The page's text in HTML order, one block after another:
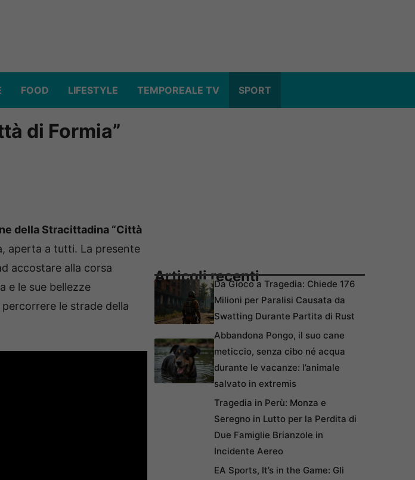
FOOD LIFESTYLE TEMPOREALE TV SPORT
di Formia”
della Stracittadina “Città
aperta a tutti. La presente
accostare alla corsa
e le sue bellezze
le strade della
Articoli recentiDa Gioco a Tragedia: Chiede 176
Milioni per Paralisi Causata da
Swatting Durante Partita di Rust
Abbandona Pongo, il suo cane
meticcio, senza cibo né acqua
durante le vacanze: l’animale
salvato in extremis
Tragedia in Perù: Monza e
Seregno in Lutto per la Perdita di
Due Famiglie Brianzole in
Incidente Aereo
EA Sports, It’s in the Game: Gli